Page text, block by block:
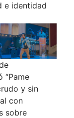
e identidad
“Pame
y sin
con
sobre